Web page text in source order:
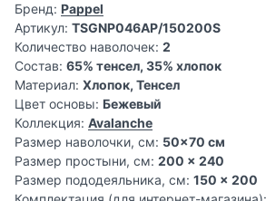
Бренд: Pappel
Артикул: TSGNP046AP/150200S
Количество наволочек: 2
Состав: 65% тенсел, 35% хлопок
Материал: Хлопок, Тенсел
Цвет основы: Бежевый
Коллекция: Avalanche
Размер наволочки, см: 50x70 см
Размер простыни, см: 200 x 240
Размер пододеяльника, см: 150 x 200